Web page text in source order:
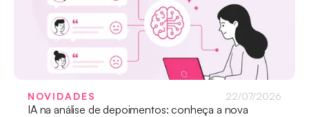
NOVIDADES 22/07/2026
IA na análise de depoimentos: conheça a nova